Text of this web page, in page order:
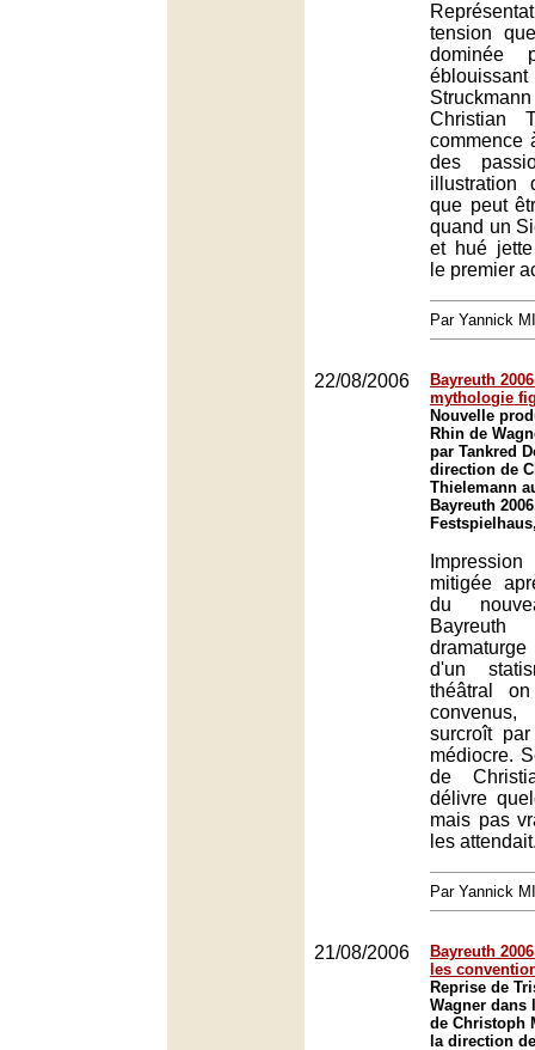
tension
dominée
Christian
commence
des
illustration
que peut
quand un
et hué
le premier
Par Yannick
22/08/2006
Bayreuth
mythologie
Nouvelle
Rhin de
par Tankred
direction de
Thielemann
Bayreuth
mitigée
du
d'un
théâtral
surcroît
médiocre.
de
délivre
mais pas
les
Par Yannick
21/08/2006
Bayreuth
les
Reprise de
Wagner dans
de Christoph
la direction